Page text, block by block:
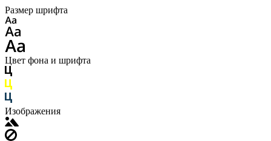
Размер шрифта
Цвет фона и шрифта
Изображения